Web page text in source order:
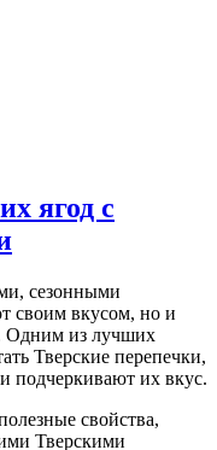
ягод с
сезонными
своим вкусом, но и
Одним из лучших
Тверские перепечки,
подчеркивают их вкус.
свойства,
Тверскими